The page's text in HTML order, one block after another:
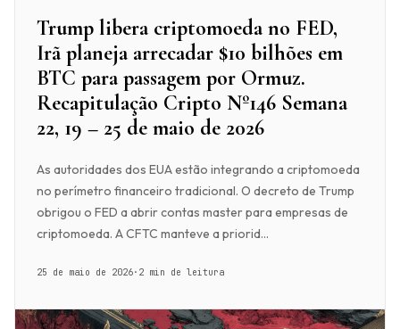
Trump libera criptomoeda no FED,
Irã planeja arrecadar $10 bilhões em
BTC para passagem por Ormuz.
Recapitulação Cripto Nº146 Semana
22, 19 – 25 de maio de 2026
As autoridades dos EUA estão integrando a criptomoeda
no perímetro financeiro tradicional. O decreto de Trump
obrigou o FED a abrir contas master para empresas de
criptomoeda. A CFTC manteve a priorid...
25 de maio de 2026· 2 min de leitura